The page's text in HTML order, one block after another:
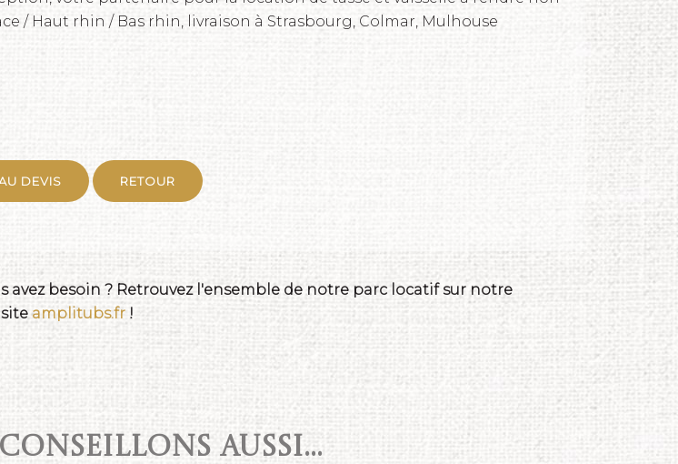
/ Haut rhin / Bas rhin, livraison à Strasbourg, Colmar, Mulhouse
DEVIS RETOUR
avez besoin ? Retrouvez l'ensemble de notre parc locatif sur notre
siteamplitubs.fr !
AUSSI...